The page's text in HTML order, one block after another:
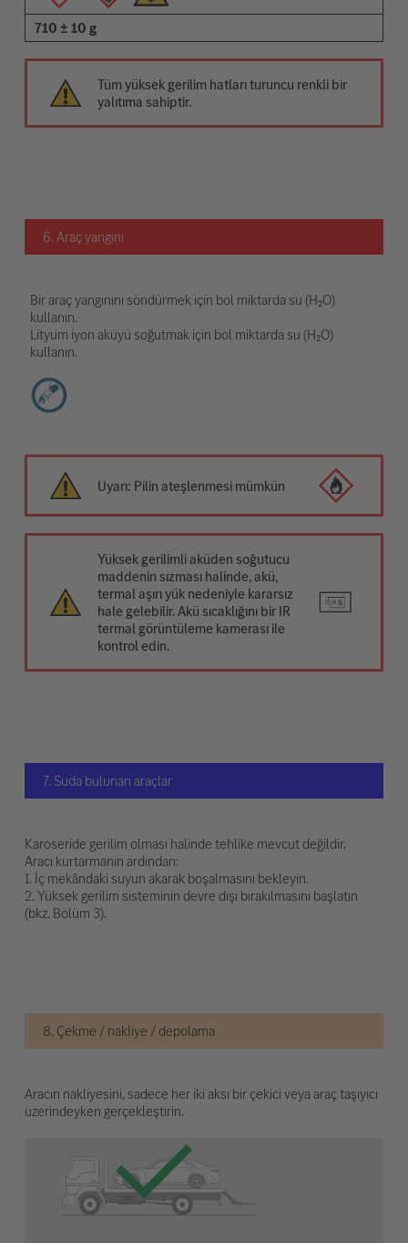
710 ± 10 g
Tüm yüksek gerilim hatları turuncu renkli bir
yalıtıma sahiptir.
6. Araç yangını
Bir araç yangınını söndürmek için bol miktarda su (H₂O)
kullanın.
Lityum iyon aküyü soğutmak için bol miktarda su (H₂O)
kullanın.
Uyarı: Pilin ateşlenmesi mümkün
Yüksek gerilimli aküden soğutucu
maddenin sızması halinde, akü,
termal aşırı yük nedeniyle kararsız
hale gelebilir. Akü sıcaklığını bir IR
termal görüntüleme kamerası ile
kontrol edin.
7. Suda bulunan araçlar
Karoseride gerilim olması halinde tehlike mevcut değildir.
Aracı kurtarmanın ardından:
1. İç mekândaki suyun akarak boşalmasını bekleyin.
2. Yüksek gerilim sisteminin devre dışı bırakılmasını başlatın
(bkz. Bölüm 3).
8. Çekme / nakliye / depolama
Aracın nakliyesini, sadece her iki aksı bir çekici veya araç taşıyıcı
üzerindeyken gerçekleştirin.